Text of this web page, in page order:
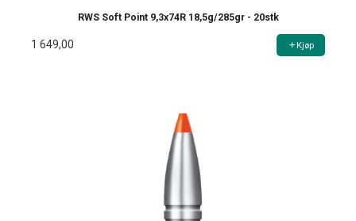
RWS Soft Point 9,3x74R 18,5g/285gr - 20stk
1 649,00 Kjøp